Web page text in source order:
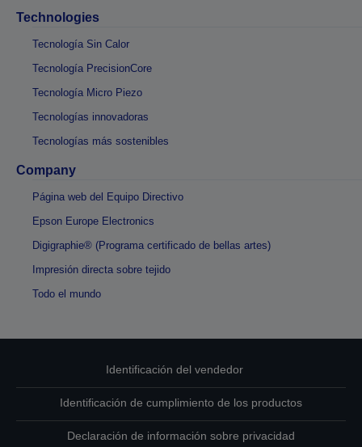
Technologies
Tecnología Sin Calor
Tecnología PrecisionCore
Tecnología Micro Piezo
Tecnologías innovadoras
Tecnologías más sostenibles
Company
Página web del Equipo Directivo
Epson Europe Electronics
Digigraphie® (Programa certificado de bellas artes)
Impresión directa sobre tejido
Todo el mundo
Identificación del vendedor
Identificación de cumplimiento de los productos
Declaración de información sobre privacidad